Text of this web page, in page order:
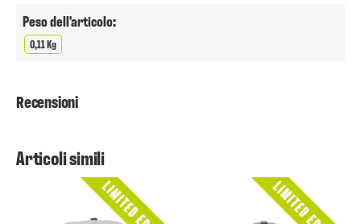
Peso dell'articolo:
0,11 Kg
Recensioni
Articoli simili